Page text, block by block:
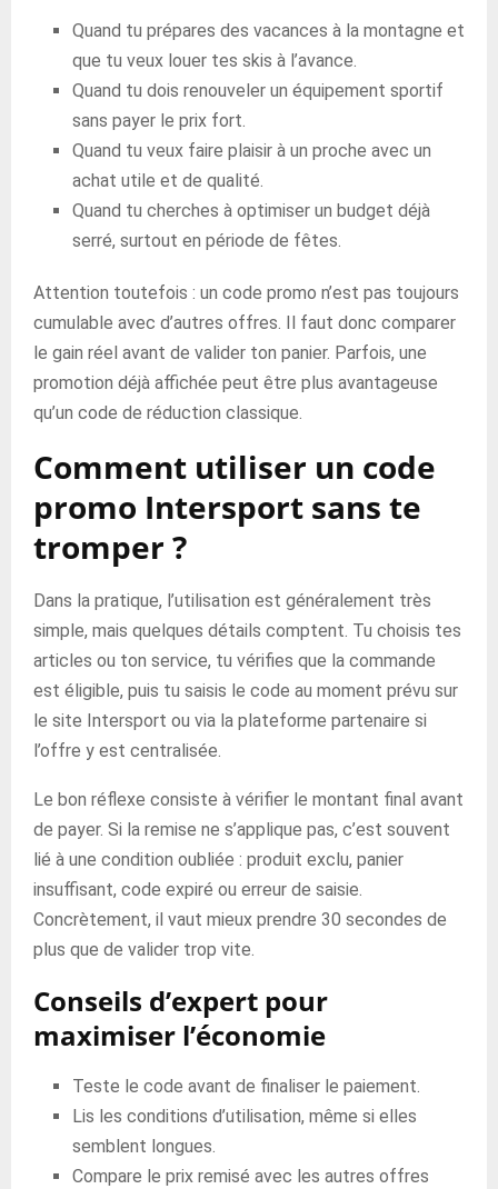
Quand tu prépares des vacances à la montagne et
que tu veux louer tes skis à l’avance.
Quand tu dois renouveler un équipement sportif
sans payer le prix fort.
Quand tu veux faire plaisir à un proche avec un
achat utile et de qualité.
Quand tu cherches à optimiser un budget déjà
serré, surtout en période de fêtes.
Attention toutefois : un code promo n’est pas toujours
cumulable avec d’autres offres. Il faut donc comparer
le gain réel avant de valider ton panier. Parfois, une
promotion déjà affichée peut être plus avantageuse
qu’un code de réduction classique.
Comment utiliser un code
promo Intersport sans te
tromper ?
Dans la pratique, l’utilisation est généralement très
simple, mais quelques détails comptent. Tu choisis tes
articles ou ton service, tu vérifies que la commande
est éligible, puis tu saisis le code au moment prévu sur
le site Intersport ou via la plateforme partenaire si
l’offre y est centralisée.
Le bon réflexe consiste à vérifier le montant final avant
de payer. Si la remise ne s’applique pas, c’est souvent
lié à une condition oubliée : produit exclu, panier
insuffisant, code expiré ou erreur de saisie.
Concrètement, il vaut mieux prendre 30 secondes de
plus que de valider trop vite.
Conseils d’expert pour
maximiser l’économie
Teste le code avant de finaliser le paiement.
Lis les conditions d’utilisation, même si elles
semblent longues.
Compare le prix remisé avec les autres offres